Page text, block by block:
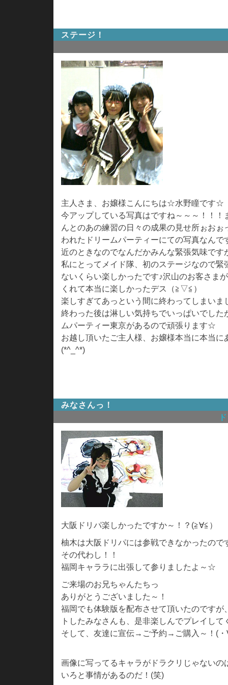
ステージ！
主人さま、お嬢様こんにちは☆水野瞳です☆
今アップしている写真はですね～～～！！！
んとのあの練習の日々の成果の見せ所ぉお
われたドリームパーティーにての写真なんで
近のときなのでなんだかみんな緊張気味で
私にとってメイド隊、初のステージなので緊
ないくらい楽しかったです♪沢山のお客さま
くれて本当に楽しかったデス（≧▽≦）
楽しすぎてあっという間に終わってしまいま
終わった後は淋しい気持ちでいっぱいでし
ムパーティー東京があるので頑張ります☆
お越し頂いたご主人様、お嬢様本当に本当に
(*^_^*)
みなさんっ！
大阪ドリパ楽しかったですか～！？(≧∀≦）
柚木は大阪ドリパには参戦できなかったので
その代わし！！
福岡キャララに出張して参りましたよ～☆
ご来場のお兄ちゃんたちっ
ありがとうございました～！
福岡でも体験版を配布させて頂いたのですが
トしたみなさんも、是非楽しんでプレイし
そして、友達に宣伝→ご予約→ご購入～！(・
画像に写ってるキャラがドラクリじゃないの
いろと事情があるのだ！(笑)